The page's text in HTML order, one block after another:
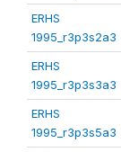
ERHS
1995_r3p3s2a3
ERHS
1995_r3p3s3a3
ERHS
1995_r3p3s5a3